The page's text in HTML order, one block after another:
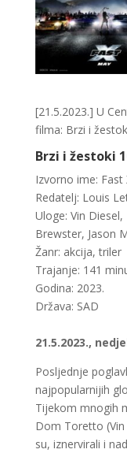
[21.5.2023.] U
filma: Brzi i
Brzi i žestoki
Izvorno ime: Fast
Redatelj: Louis
Uloge: Vin
Brewster, Jason
Žanr: akcija, triler
Trajanje: 141
Godina: 2023.
Država: SAD
21.5.2023.,
Posljednje
najpopularnijih
Tijekom mnogih
Dom Toretto
su, iznervirali i